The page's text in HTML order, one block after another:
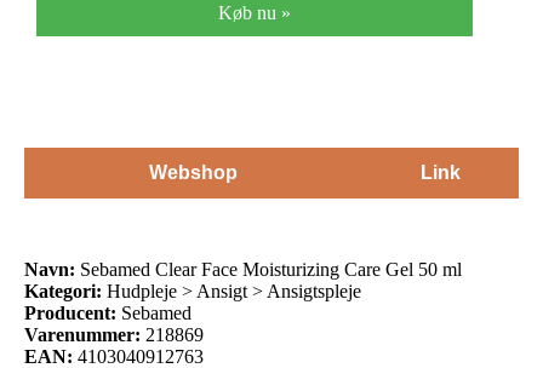
Køb nu »
Webshop Link
Navn: Sebamed Clear Face Moisturizing Care Gel 50 ml
Kategori: Hudpleje > Ansigt > Ansigtspleje
Producent: Sebamed
Varenummer: 218869
EAN: 4103040912763